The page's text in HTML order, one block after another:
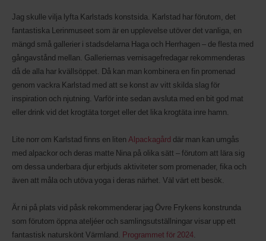
Jag skulle vilja lyfta Karlstads konstsida. Karlstad har förutom, det
fantastiska Lerinmuseet som är en upplevelse utöver det vanliga, en
mängd små gallerier i stadsdelarna Haga och Herrhagen – de flesta med
gångavstånd mellan. Galleriernas vernisagefredagar rekommenderas
då de alla har kvällsöppet. Då kan man kombinera en fin promenad
genom vackra Karlstad med att se konst av vitt skilda slag för
inspiration och njutning. Varför inte sedan avsluta med en bit god mat
eller drink vid det krogtäta torget eller det lika krogtäta inre hamn.
Lite norr om Karlstad finns en liten Alpackagård där man kan umgås
med alpackor och deras matte Nina på olika sätt – förutom att lära sig
om dessa underbara djur erbjuds aktiviteter som promenader, fika och
även att måla och utöva yoga i deras närhet. Väl värt ett besök.
Är ni på plats vid påsk rekommenderar jag Övre Frykens konstrunda
som förutom öppna ateljéer och samlingsutställningar visar upp ett
fantastisk naturskönt Värmland. Programmet för 2024.